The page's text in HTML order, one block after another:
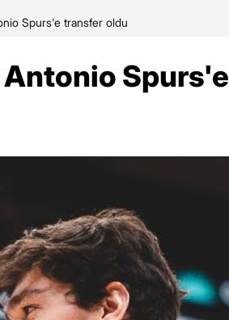
Spurs'e transfer oldu
Antonio Spurs'e